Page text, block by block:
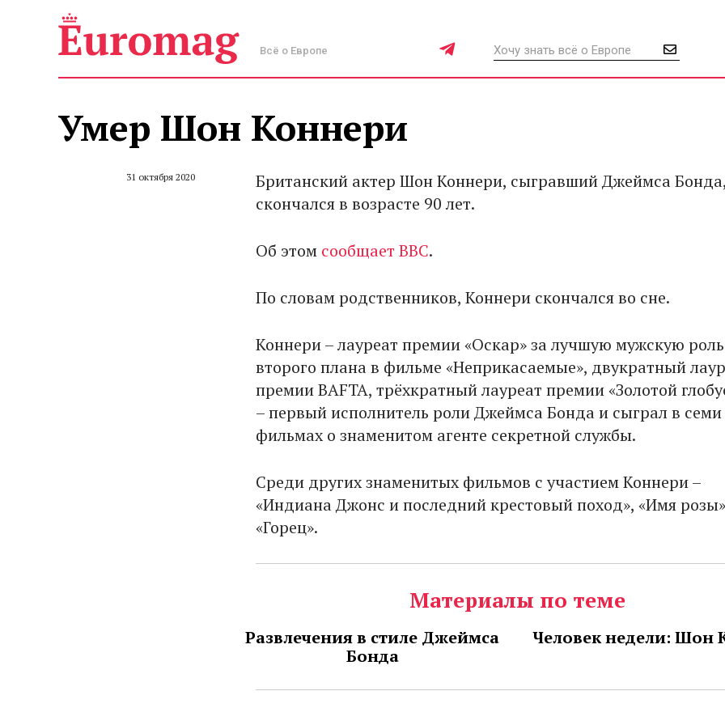
Всё о Европе
Умер Шон Коннери
31 октября 2020
Британский актер Шон Коннери, сыгравший Джеймса Бонда,
скончался в возрасте 90 лет.
Об этом сообщает BBC.
По словам родственников, Коннери скончался во сне.
Коннери – лауреат премии «Оскар» за лучшую мужскую роль
второго плана в фильме «Неприкасаемые», двукратный
премии BAFTA, трёхкратный лауреат премии «Золотой
– первый исполнитель роли Джеймса Бонда и сыграл в семи
фильмах о знаменитом агенте секретной службы.
Среди других знаменитых фильмов с участием Коннери –
«Индиана Джонс и последний крестовый поход», «Имя
«Горец».
Материалы по теме
Развлечения в стиле Джеймса
Бонда
Человек недели: Шон